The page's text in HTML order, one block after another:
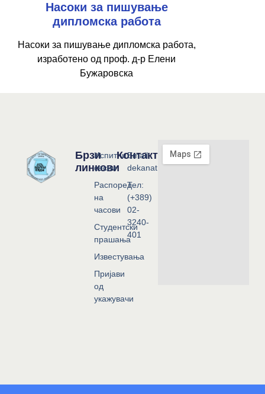
Насоки за пишување
дипломска работа
Насоки за пишување дипломска работа,
изработено од проф. д-р Елени
Бужаровска
Брзи
линкови
Испитни
сесии
Распоред
на
часови
Студентски
прашања
Известувања
Пријави
од
укажувачи
Контакт
Email:
dekanat@flf.ukim.edu.mk
Тел:
(+389)
02-
3240-
401